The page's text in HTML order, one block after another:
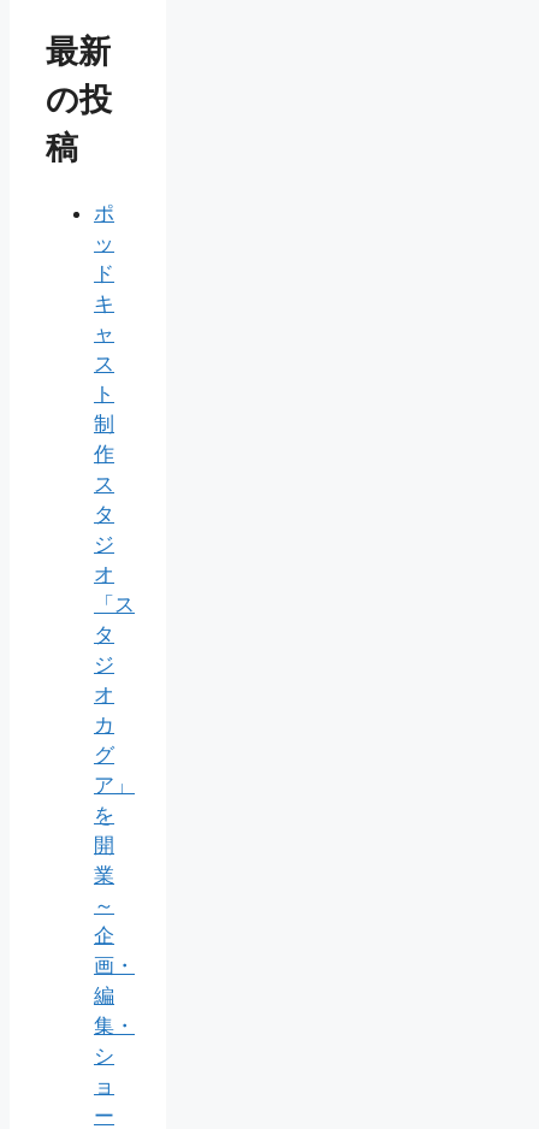
最新
の投
稿
ポ
ッ
ド
キ
ャ
ス
ト
制
作
ス
タ
ジ
オ
「ス
タ
ジ
オ
カ
グ
ア」
を
開
業
～
企
画・
編
集・
シ
ョ
ー